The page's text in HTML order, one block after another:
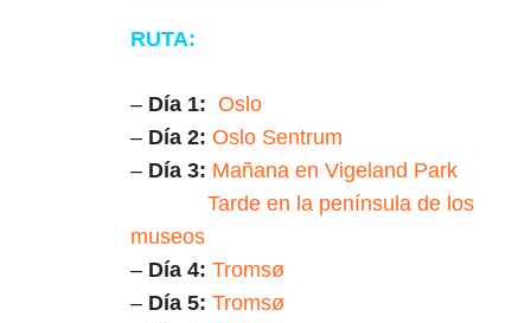
RUTA:
– Día 1: Oslo
– Día 2: Oslo Sentrum
– Día 3: Mañana en Vigeland Park
Tarde en la península de los
museos
– Día 4: Tromsø
– Día 5: Tromsø